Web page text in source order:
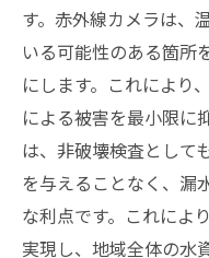
す。赤外線カメラは、
いる可能性のある箇所
にします。これにより
による被害を最小限に
は、非破壊検査として
を与えることなく、漏
な利点です。これによ
実現し、地域全体の水